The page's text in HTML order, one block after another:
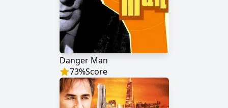
Danger Man
73%Score